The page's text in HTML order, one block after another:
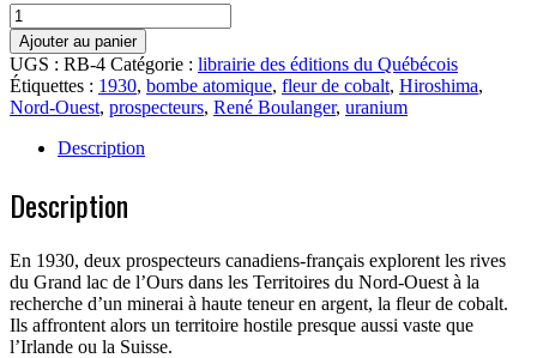
quantité
de
Fleur
de
Cobalt
Ajouter au panier
UGS : RB-4 Catégorie : librairie des éditions du Québécois
Étiquettes : 1930, bombe atomique, fleur de cobalt, Hiroshima,
Nord-Ouest, prospecteurs, René Boulanger, uranium
Description
Description
En 1930, deux prospecteurs canadiens-français explorent les rives
du Grand lac de l’Ours dans les Territoires du Nord-Ouest à la
recherche d’un minerai à haute teneur en argent, la fleur de cobalt.
Ils affrontent alors un territoire hostile presque aussi vaste que
l’Irlande ou la Suisse.